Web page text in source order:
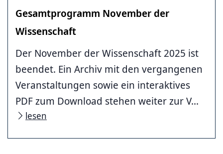
Gesamtprogramm November der
Wissenschaft
Der November der Wissenschaft 2025 ist
beendet. Ein Archiv mit den vergangenen
Veranstaltungen sowie ein interaktives
PDF zum Download stehen weiter zur V...
lesen